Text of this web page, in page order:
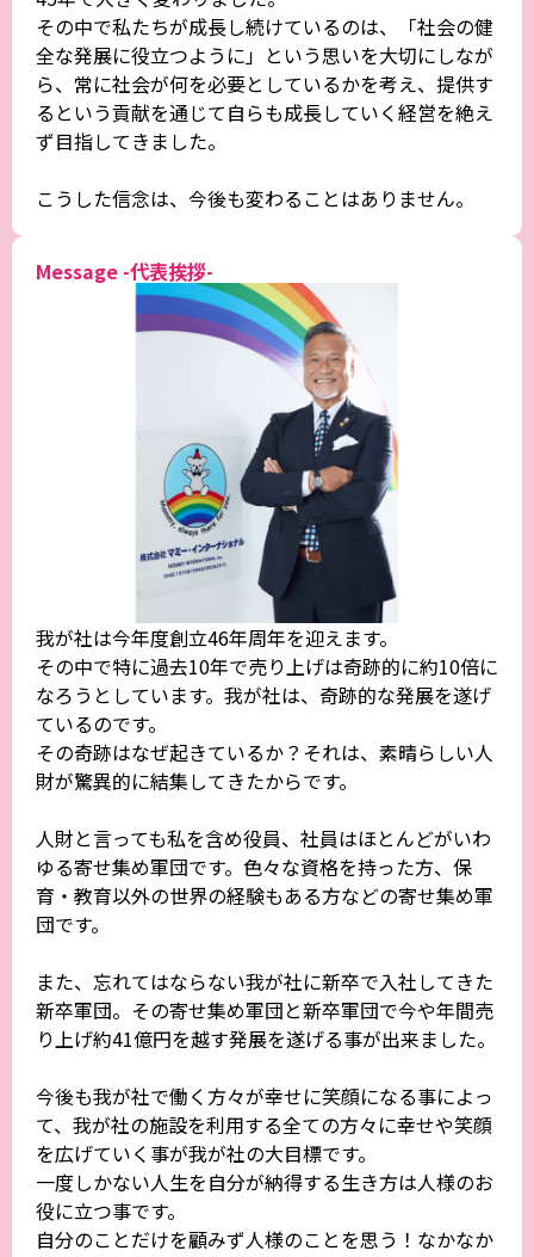
その中で私たちが成長し続けているのは、「社会の健
全な発展に役立つように」という思いを大切にしなが
ら、常に社会が何を必要としているかを考え、提供す
るという貢献を通じて自らも成長していく経営を絶え
ず目指してきました。
こうした信念は、今後も変わることはありません。
Message -代表挨拶-
我が社は今年度創立46年周年を迎えます。
その中で特に過去10年で売り上げは奇跡的に約10倍に
なろうとしています。我が社は、奇跡的な発展を遂げ
ているのです。
その奇跡はなぜ起きているか？それは、素晴らしい人
財が驚異的に結集してきたからです。
人財と言っても私を含め役員、社員はほとんどがいわ
ゆる寄せ集め軍団です。色々な資格を持った方、保
育・教育以外の世界の経験もある方などの寄せ集め軍
団です。
また、忘れてはならない我が社に新卒で入社してきた
新卒軍団。その寄せ集め軍団と新卒軍団で今や年間売
り上げ約41億円を越す発展を遂げる事が出来ました。
今後も我が社で働く方々が幸せに笑顔になる事によっ
て、我が社の施設を利用する全ての方々に幸せや笑顔
を広げていく事が我が社の大目標です。
一度しかない人生を自分が納得する生き方は人様のお
役に立つ事です。
自分のことだけを顧みず人様のことを思う！なかなか